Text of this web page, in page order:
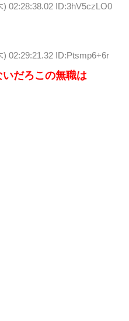
) 02:28:38.02 ID:3hV5czLO0
) 02:29:21.32 ID:Ptsmp6+6r
だろこの無職は